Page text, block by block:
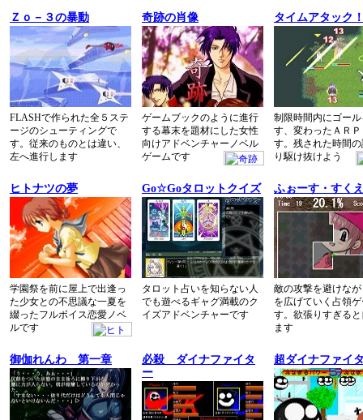
Ｚｏ－３の暴動
FLASHで作られた全５ステ
ージのシューティングで
す。従来のものとは違い、
左へ進行します
奇跡の肖像
ゲームブックのように進行
する幕末を題材にした女性
向けアドベンチャーノベル
ゲームです
タイムアタック
制限時間内にゴー
す、変わったＡＲ
す。残された時間
り駆け抜けよう
ヒトナツの夢
学園祭を前に屋上で出逢っ
た少女との不思議な一夏を
綴ったフルボイス恋愛ノベ
ルです
Go☆Goタロットクイズ
タロット占いを知らない人
でも遊べるギャグ満載のク
イズアドベンチャーです
ふぉーす・すく
敵の攻撃を避けな
を広げていく占領
す。欲張りすぎる
ます
御伽れんわ 第一章
必殺 ダイナファイタ
ー
超ダイナファイ